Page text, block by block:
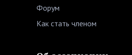
Форум
Как стать членом